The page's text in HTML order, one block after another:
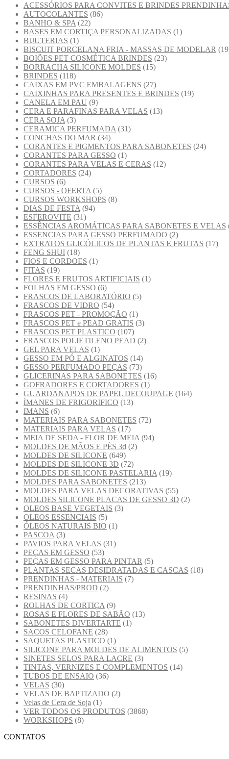
ACESSÓRIOS PARA CONVITES E BRINDES
AUTOCOLANTES (86)
BANHO & SPA (22)
BASES EM CORTIÇA PERSONALIZADAS (1)
BIJUTERIAS (1)
BISCUIT PORCELANA FRIA - MASSAS DE MODELAR
BOIÕES PET COSMÉTICA BRINDES (23)
BORRACHA SILICONE MOLDES (15)
BRINDES (118)
CAIXAS EM PVC EMBALAGENS (27)
CAIXINHAS PARA PRESENTES E BRINDES (19)
CANELA EM PAU (9)
CERA E PARAFINAS PARA VELAS (13)
CERA SOJA (3)
CERAMICA PERFUMADA (31)
CONCHAS DO MAR (34)
CORANTES E PIGMENTOS PARA SABONETES (24)
CORANTES PARA GESSO (1)
CORANTES PARA VELAS E CERAS (12)
CORTADORES (24)
CURSOS (6)
CURSOS - OFERTA (5)
CURSOS WORKSHOPS (8)
DIAS DE FESTA (94)
ESFEROVITE (31)
ESSÊNCIAS AROMÁTICAS PARA SABONETES E VELAS
ESSENCIAS PARA GESSO PERFUMADO (2)
EXTRATOS GLICÓLICOS DE PLANTAS E FRUTAS (17)
FENG SHUI (18)
FIOS E CORDOES (1)
FITAS (19)
FLORES E FRUTOS ARTIFICIAIS (1)
FOLHAS EM GESSO (6)
FRASCOS DE LABORATÓRIO (5)
FRASCOS DE VIDRO (54)
FRASCOS PET - PROMOÇÃO (1)
FRASCOS PET e PEAD GRATIS (3)
FRASCOS PET PLASTICO (107)
FRASCOS POLIETILENO PEAD (2)
GEL PARA VELAS (1)
GESSO EM PÓ E ALGINATOS (14)
GESSO PERFUMADO PEÇAS (73)
GLICERINAS PARA SABONETES (16)
GOFRADORES E CORTADORES (1)
GUARDANAPOS DE PAPEL DECOUPAGE (164)
ÍMANES DE FRIGORIFICO (13)
IMANS (6)
MATERIAIS PARA SABONETES (72)
MATERIAIS PARA VELAS (17)
MEIA DE SEDA - FLOR DE MEIA (94)
MOLDES DE MÃOS E PÉS 3d (2)
MOLDES DE SILICONE (649)
MOLDES DE SILICONE 3D (72)
MOLDES DE SILICONE PASTELARIA (19)
MOLDES PARA SABONETES (213)
MOLDES PARA VELAS DECORATIVAS (55)
MOLDES SILICONE PLACAS DE GESSO 3D (2)
OLEOS BASE VEGETAIS (3)
OLEOS ESSENCIAIS (5)
ÓLEOS NATURAIS BIO (1)
PASCOA (3)
PAVIOS PARA VELAS (31)
PEÇAS EM GESSO (53)
PEÇAS EM GESSO PARA PINTAR (5)
PLANTAS SECAS DESIDRATADAS E CASCAS (18)
PRENDINHAS - MATERIAIS (7)
PRENDINHAS/PROD (2)
RESINAS (4)
ROLHAS DE CORTIÇA (9)
ROSAS E FLORES DE SABÃO (13)
SABONETES DIVERTARTE (1)
SACOS CELOFANE (28)
SAQUETAS PLASTICO (1)
SILICONE PARA MOLDES DE ALIMENTOS (5)
SINETES SELOS PARA LACRE (3)
TINTAS, VERNIZES E COMPLEMENTOS (14)
TUBOS DE ENSAIO (36)
VELAS (30)
VELAS DE BAPTIZADO (2)
Velas de Cera de Soja (1)
VER TODOS OS PRODUTOS (3868)
WORKSHOPS (8)
CONTATOS